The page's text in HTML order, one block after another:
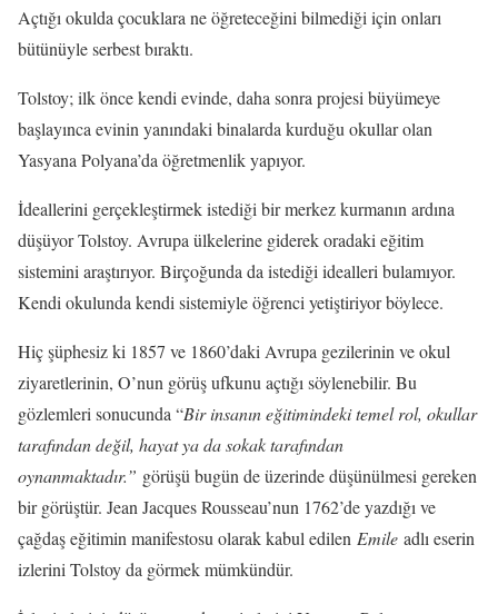
Açtığı okulda çocuklara ne öğreteceğini bilmediği için onları
bütünüyle serbest bıraktı.
Tolstoy; ilk önce kendi evinde, daha sonra projesi büyümeye
başlayınca evinin yanındaki binalarda kurduğu okullar olan
Yasyana Polyana’da öğretmenlik yapıyor.
İdeallerini gerçekleştirmek istediği bir merkez kurmanın ardına
düşüyor Tolstoy. Avrupa ülkelerine giderek oradaki eğitim
sistemini araştırıyor. Birçoğunda da istediği idealleri bulamıyor.
Kendi okulunda kendi sistemiyle öğrenci yetiştiriyor böylece.
Hiç şüphesiz ki 1857 ve 1860’daki Avrupa gezilerinin ve okul
ziyaretlerinin, O’nun görüş ufkunu açtığı söylenebilir. Bu
gözlemleri sonucunda “Bir insanın eğitimindeki temel rol, okullar
tarafındandeğil, hayat ya da sokak tarafından
oynanmaktadır.” görüşü bugün de üzerinde düşünülmesi gereken
bir görüştür. Jean Jacques Rousseau’nun 1762’de yazdığı ve
çağdaş eğitimin manifestosu olarak kabul edilen Emile adlı eserin
izlerini Tolstoy da görmek mümkündür.